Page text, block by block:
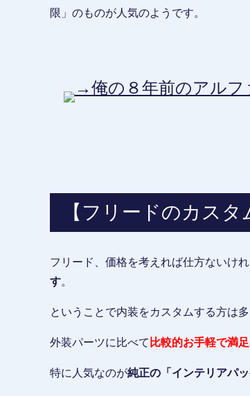
限」のものが人気のようです。
→俺の８年前のアルフ
【フリードのカス
フリード、価格を考えれば仕方ないけれ
す。
ということで内装をカスタムする方は多
外装パーツに比べて 比較的お手軽で満
特に人気なのが純正の「インテリアパッ